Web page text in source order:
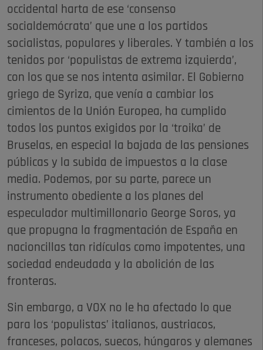
occidental harta de ese ‘consenso
socialdemócrata’ que une a los partidos
socialistas, populares y liberales. Y también a los
tenidos por ‘populistas de extrema izquierda’,
con los que se nos intenta asimilar. El Gobierno
griego de Syriza, que venía a cambiar los
cimientos de la Unión Europea, ha cumplido
todos los puntos exigidos por la ‘troika’ de
Bruselas, en especial la bajada de las pensiones
públicas y la subida de impuestos a la clase
media. Podemos, por su parte, parece un
instrumento obediente a los planes del
especulador multimillonario George Soros, ya
que propugna la fragmentación de España en
nacioncillas tan ridículas como impotentes, una
sociedad endeudada y la abolición de las
fronteras.
Sin embargo, a VOX no le ha afectado lo que
para los ‘populistas’ italianos, austriacos,
franceses, polacos, suecos, húngaros y alemanes